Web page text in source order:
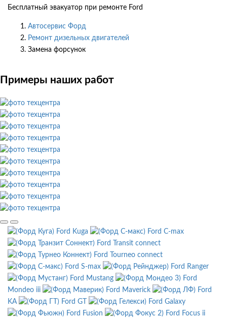
Бесплатный эвакуатор при ремонте Ford
Автосервис Форд
Ремонт дизельных двигателей
Замена форсунок
Примеры наших работ
Ford Kuga
Ford C-max
Ford Transit connect
Ford Tourneo connect
Ford S-max
Ford Ranger
Ford Mustang
Ford
Mondeo iii
Ford Maverick
Ford
KA
Ford GT
Ford Galaxy
Ford Fusion
Ford Focus ii